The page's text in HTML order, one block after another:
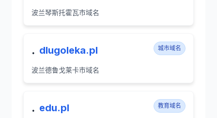
波兰琴斯托霍瓦市域名
. dlugoleka.pl 城市域名
波兰德鲁戈莱卡市域名
. edu.pl 教育域名